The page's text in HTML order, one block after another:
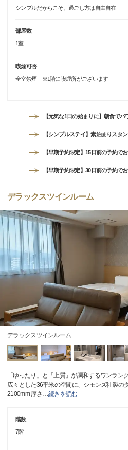
シンプルだからこそ、過ごし方は自由自在
部屋数
1室
喫煙可否
全室禁煙 ※1階に喫煙所がございます
【元気な1日の始まりに】朝食で
【シンプルステイ】素泊まりスタ
【早期予約限定】15日前の予約
【早期予約限定】30日前の予約
デラックスツインルーム
デラックスツインルーム
「ゆったり」と「上質」が調和するワンラン
広々とした36平米の空間に、シモンズ社製の
2100mm 厚さ …続きを読む
階数
7階